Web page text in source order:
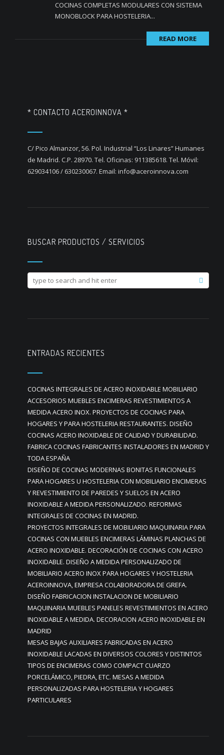
COCINAS COMPLETAS MODULARES CON SISTEMA
MONOBLOCK PARA HOSTELERIA...
READ MORE
* CONTACTO ACEROINNOVA *
C/ Pico Almanzor, 56. Pol. Industrial “Los Linares” Humanes
de Madrid. C.P. 28970. Tel. Oficinas: 911385618. Tel. Móvil:
629034106 / 630230067. Email: info@aceroinnova.com
BUSCAR PRODUCTOS / SERVICIOS
ENTRADAS RECIENTES
COCINAS INTEGRALES DE ACERO INOXIDABLE MOBILIARIO
ACCESORIOS MUEBLES ENCIMERAS REVESTIMIENTOS A
MEDIDA ACERO INOX. PROYECTOS DE COCINAS PARA
HOGARES Y PARA HOSTELERIA RESTAURANTES. DISEÑO
COCINAS ACERO INOXIDABLE DE CALIDAD Y DURABILIDAD.
FABRICA COCINAS FABRICANTES INSTALADORES EN MADRID Y
TODA ESPAÑA
DISEÑO DE COCINAS MODERNAS BONITAS FUNCIONALES
PARA HOGARES U HOSTELERIA CON MOBILIARIO ENCIMERAS
Y REVESTIMIENTO DE PAREDES Y SUELOS EN ACERO
INOXIDABLE A MEDIDA PERSONALIZADO. REFORMAS
INTEGRALES DE COCINAS EN MADRID.
PROYECTOS INTEGRALES DE MOBILIARIO MAQUINARIA PARA
COCINAS CON MUEBLES ENCIMERAS LÁMINAS PLANCHAS DE
ACERO INOXIDABLE. DECORACIÓN DE COCINAS CON ACERO
INOXIDABLE. DISEÑO A MEDIDA PERSONALIZADO DE
MOBILIARIO ACERO INOX PARA HOGARES Y HOSTELERIA
ACEROINNOVA, EMPRESA COLABORADORA DE GREFA.
DISEÑO FABRICACION INSTALACION DE MOBILIARIO
MAQUINARIA MUEBLES PANELES REVESTIMIENTOS EN ACERO
INOXIDABLE A MEDIDA. DECORACION ACERO INOXIDABLE EN
MADRID
MESAS BAJAS AUXILIARES FABRICADAS EN ACERO
INOXIDABLE LACADAS EN DIVERSOS COLORES Y DISTINTOS
TIPOS DE ENCIMERAS COMO COMPACT CUARZO
PORCELÁMICO, PIEDRA, ETC. MESAS A MEDIDA
PERSONALIZADAS PARA HOSTELERIA Y HOGARES
PARTICULARES